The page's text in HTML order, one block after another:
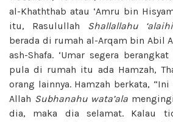
al-Khaththab atau ‘Amru bin
itu, Rasulullah Shallallahu
berada di rumah al-Arqam bin Abil
ash-Shafa. ‘Umar segera
pula di rumah itu ada Hamzah,
orang lainnya. Hamzah berkata, “Ini
Allah Subhanahu wata’ala
dia, maka dia selamat. Kalau